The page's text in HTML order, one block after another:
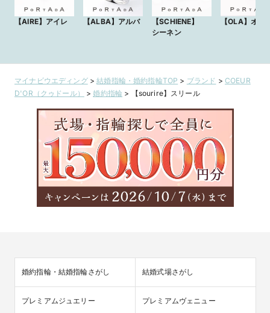
【AIRE】アイレ 【ALBA】アルバ
【SCHIENE】
シーネン
【OLA】オー
マイナビウエディング>結婚指輪・婚約指輪TOP > ブランド > COEUR
D'OR（クゥドール）
>婚約指輪 > 【sourire】スリール
婚約指輪・結婚指輪さがし 結婚式場さがし
プレミアムジュエリー プレミアムヴェニュー